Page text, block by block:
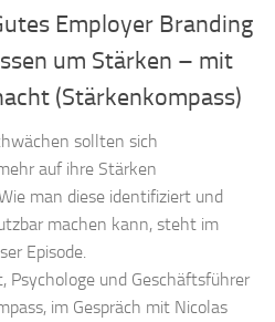
Employer Branding
um Stärken – mit
(Stärkenkompass)
sollten sich
auf ihre Stärken
man diese identifiziert und
machen kann, steht im
Episode.
Psychologe und Geschäftsführer
im Gespräch mit Nicolas